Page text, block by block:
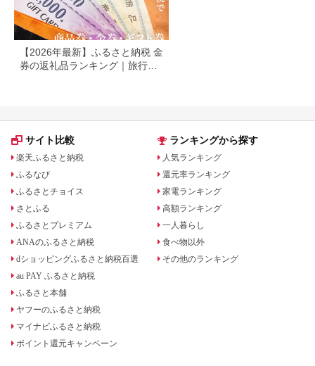
【2026年最新】ふるさと納税 金
券の返礼品ランキング｜旅行
サイト比較
楽天ふるさと納税
ふるなび
ふるさとチョイス
さとふる
ふるさとプレミアム
ANAのふるさと納税
dショッピングふるさと納税百選
au PAY ふるさと納税
ふるさと本舗
ヤフーのふるさと納税
マイナビふるさと納税
ポイント還元キャンペーン
ランキングから探す
人気ランキング
還元率ランキング
家電ランキング
高額ランキング
一人暮らし
食べ物以外
その他のランキング